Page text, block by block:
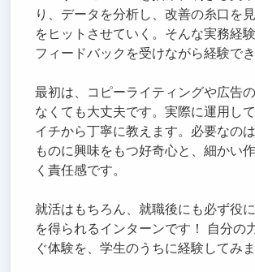
り、データを分析し、改善の糸口を
をヒットさせていく。そんな実務経
フィードバックを受けながら経験でき
最初は、コピーライティングや広告
なくても大丈夫です。実際に運用し
イチから丁寧に教えます。必要なの
ものに興味をもつ好奇心と、細かい
く責任感です。
就活はもちろん、就職後にも必ず役
を得られるインターンです！ 自分の
ぐ体験を、学生のうちに経験してみ